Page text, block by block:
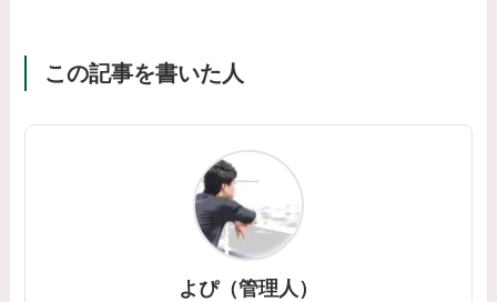
この記事を書いた人
よぴ（管理人）